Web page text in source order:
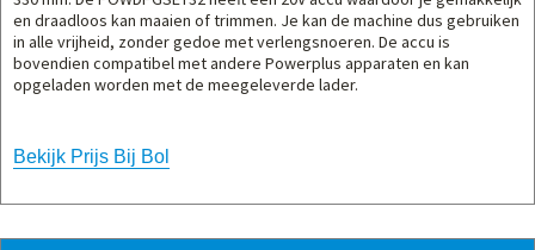
en draadloos kan maaien of trimmen. Je kan de machine dus gebruiken
in alle vrijheid, zonder gedoe met verlengsnoeren. De accu is
bovendien compatibel met andere Powerplus apparaten en kan
opgeladen worden met de meegeleverde lader.
Bekijk Prijs Bij Bol